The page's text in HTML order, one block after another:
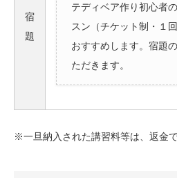
宿
題
テディベア作り初心者
スン（チケット制・１
おすすめします。宿題
ただきます。
※一旦納入された講習料等は、返金で